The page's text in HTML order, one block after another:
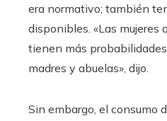
era normativo; también
disponibles. «Las mujeres
tienen más
madres y abuelas», dijo.
Sin embargo, el consumo